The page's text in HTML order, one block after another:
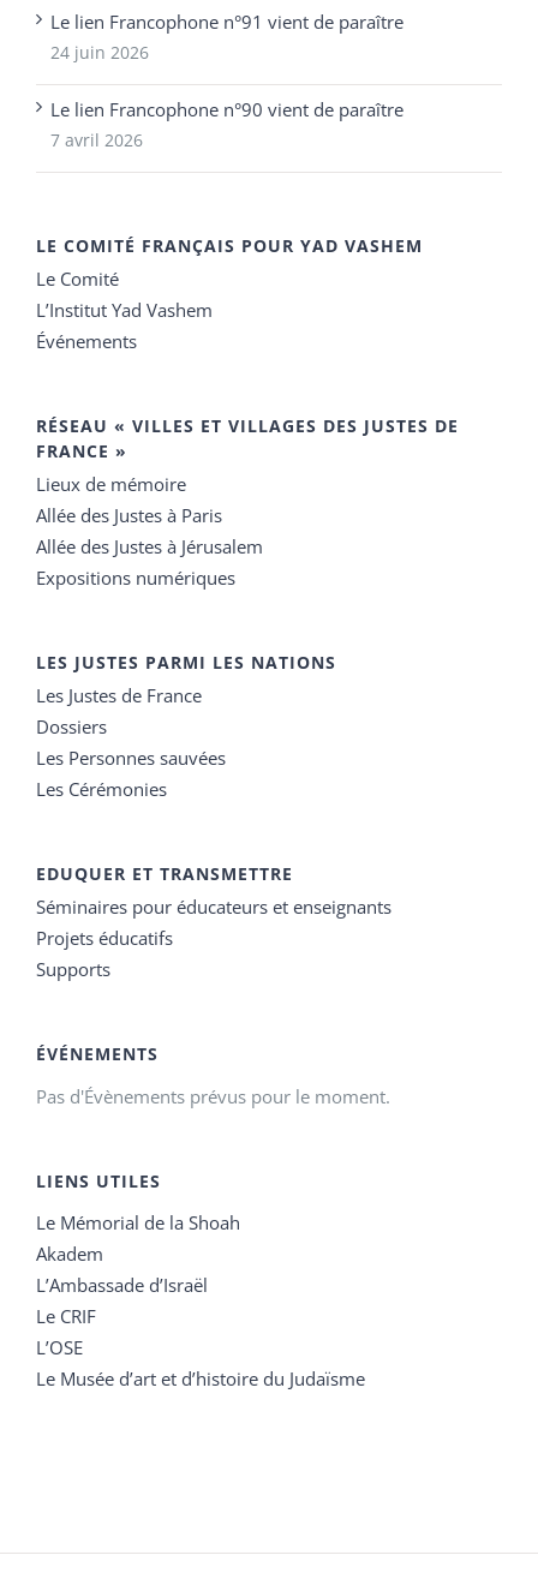
Le lien Francophone n°91 vient de paraître
24 juin 2026
Le lien Francophone n°90 vient de paraître
7 avril 2026
LE COMITÉ FRANÇAIS POUR YAD VASHEM
Le Comité
L’Institut Yad Vashem
Événements
RÉSEAU « VILLES ET VILLAGES DES JUSTES DE
FRANCE »
Lieux de mémoire
Allée des Justes à Paris
Allée des Justes à Jérusalem
Expositions numériques
LES JUSTES PARMI LES NATIONS
Les Justes de France
Dossiers
Les Personnes sauvées
Les Cérémonies
EDUQUER ET TRANSMETTRE
Séminaires pour éducateurs et enseignants
Projets éducatifs
Supports
ÉVÉNEMENTS
Pas d'Évènements prévus pour le moment.
LIENS UTILES
Le Mémorial de la Shoah
Akadem
L’Ambassade d’Israël
Le CRIF
L’OSE
Le Musée d’art et d’histoire du Judaïsme